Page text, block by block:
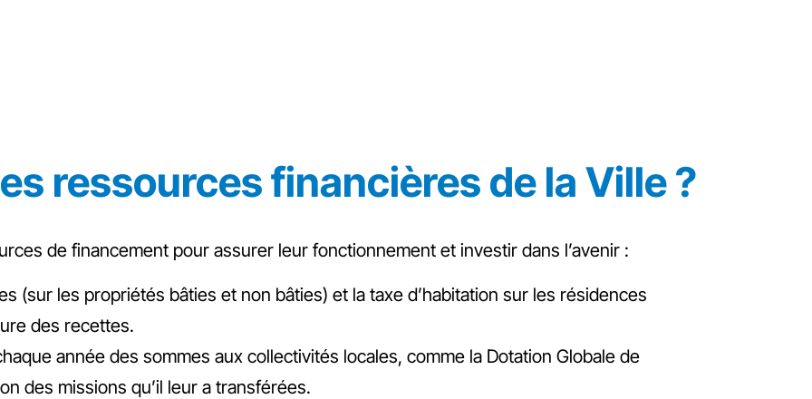
ressources financières de la Ville ?
de financement pour assurer leur fonctionnement et investir dans l’avenir :
(sur les propriétés bâties et non bâties) et la taxe d’habitation sur les résidences
des recettes.
année des sommes aux collectivités locales, comme la Dotation Globale de
des missions qu’il leur a transférées.